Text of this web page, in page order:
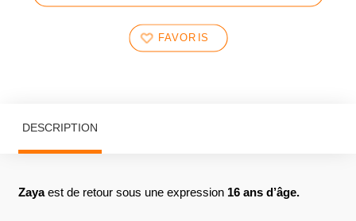
FAVORIS
DESCRIPTION
Zayaest de retour sous une expression 16 ans d’âge.